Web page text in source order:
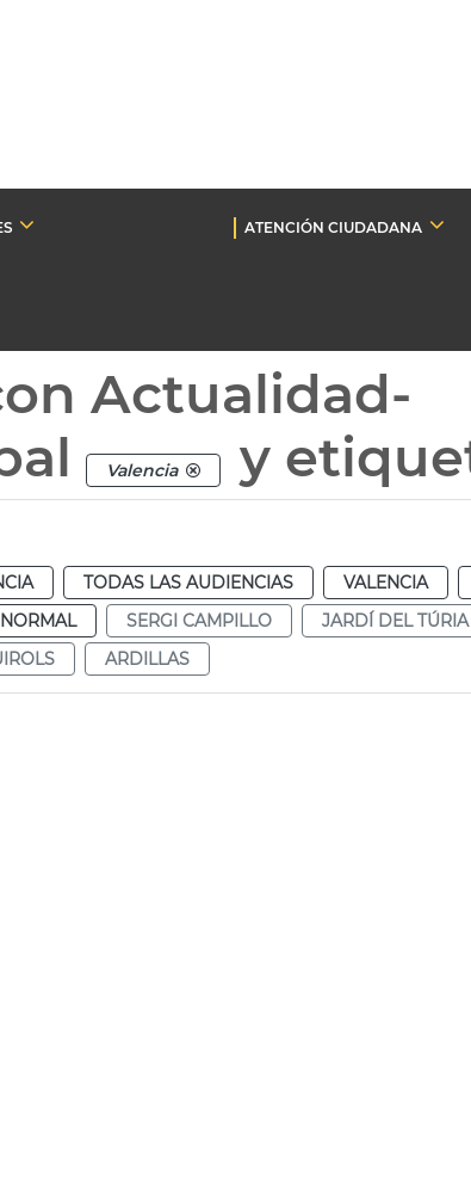
ATENCIÓN CIUDADANA
Actualidad-
Valencia y
TODAS LAS AUDIENCIAS VALENCIA
NORMAL SERGI CAMPILLO
JARDÍ DEL TÚRIA
ARDILLAS